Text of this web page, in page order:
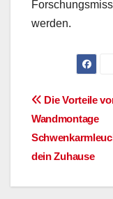
werden.
Die Vorteile
Wandmontage
dein Zuhause